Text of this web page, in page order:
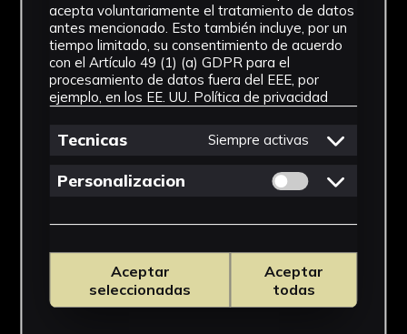
acepta voluntariamente el tratamiento de datos
antes mencionado. Esto también incluye, por un
tiempo limitado, su consentimiento de acuerdo
con el Artículo 49 (1) (a) GDPR para el
procesamiento de datos fuera del EEE, por
ejemplo, en los EE. UU. Política de privacidad
Tecnicas Siempre activas
Personalizacion Permitir cookies
Aceptar
seleccionadas
Aceptar
todas